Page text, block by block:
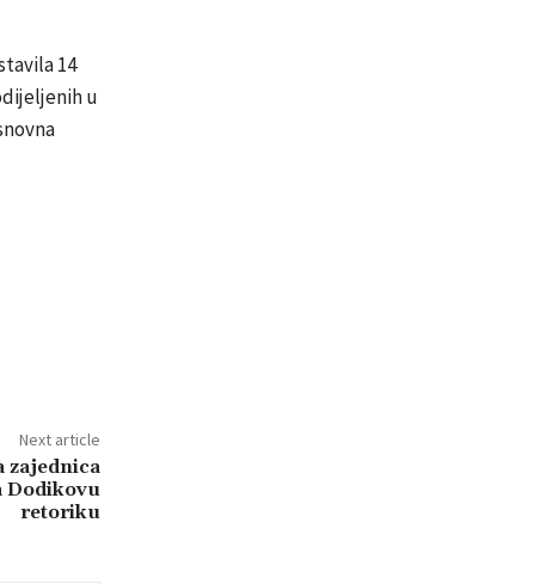
14
u
Next article
zajednica
Dodikovu
retoriku